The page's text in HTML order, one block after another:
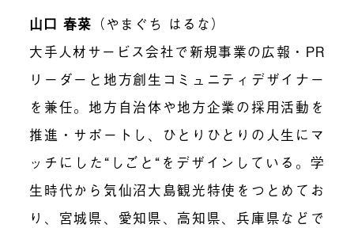
山口 春菜 （やまぐち はるな）
大手人材サービス会社で新規事業の広報・ PR
リーダーと地方創生コミュニティデザイナー
を兼任。地方自治体や地方企業の採用活動を
推進・サポートし、ひとりひとりの人生にマ
ッチにした“しごと“をデザインしている。学
生時代から気仙沼大島観光特使をつとめてお
り、宮城県、愛知県、高知県、兵庫県などで